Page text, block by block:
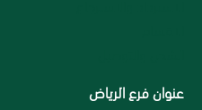
عنوان فرع الرياض